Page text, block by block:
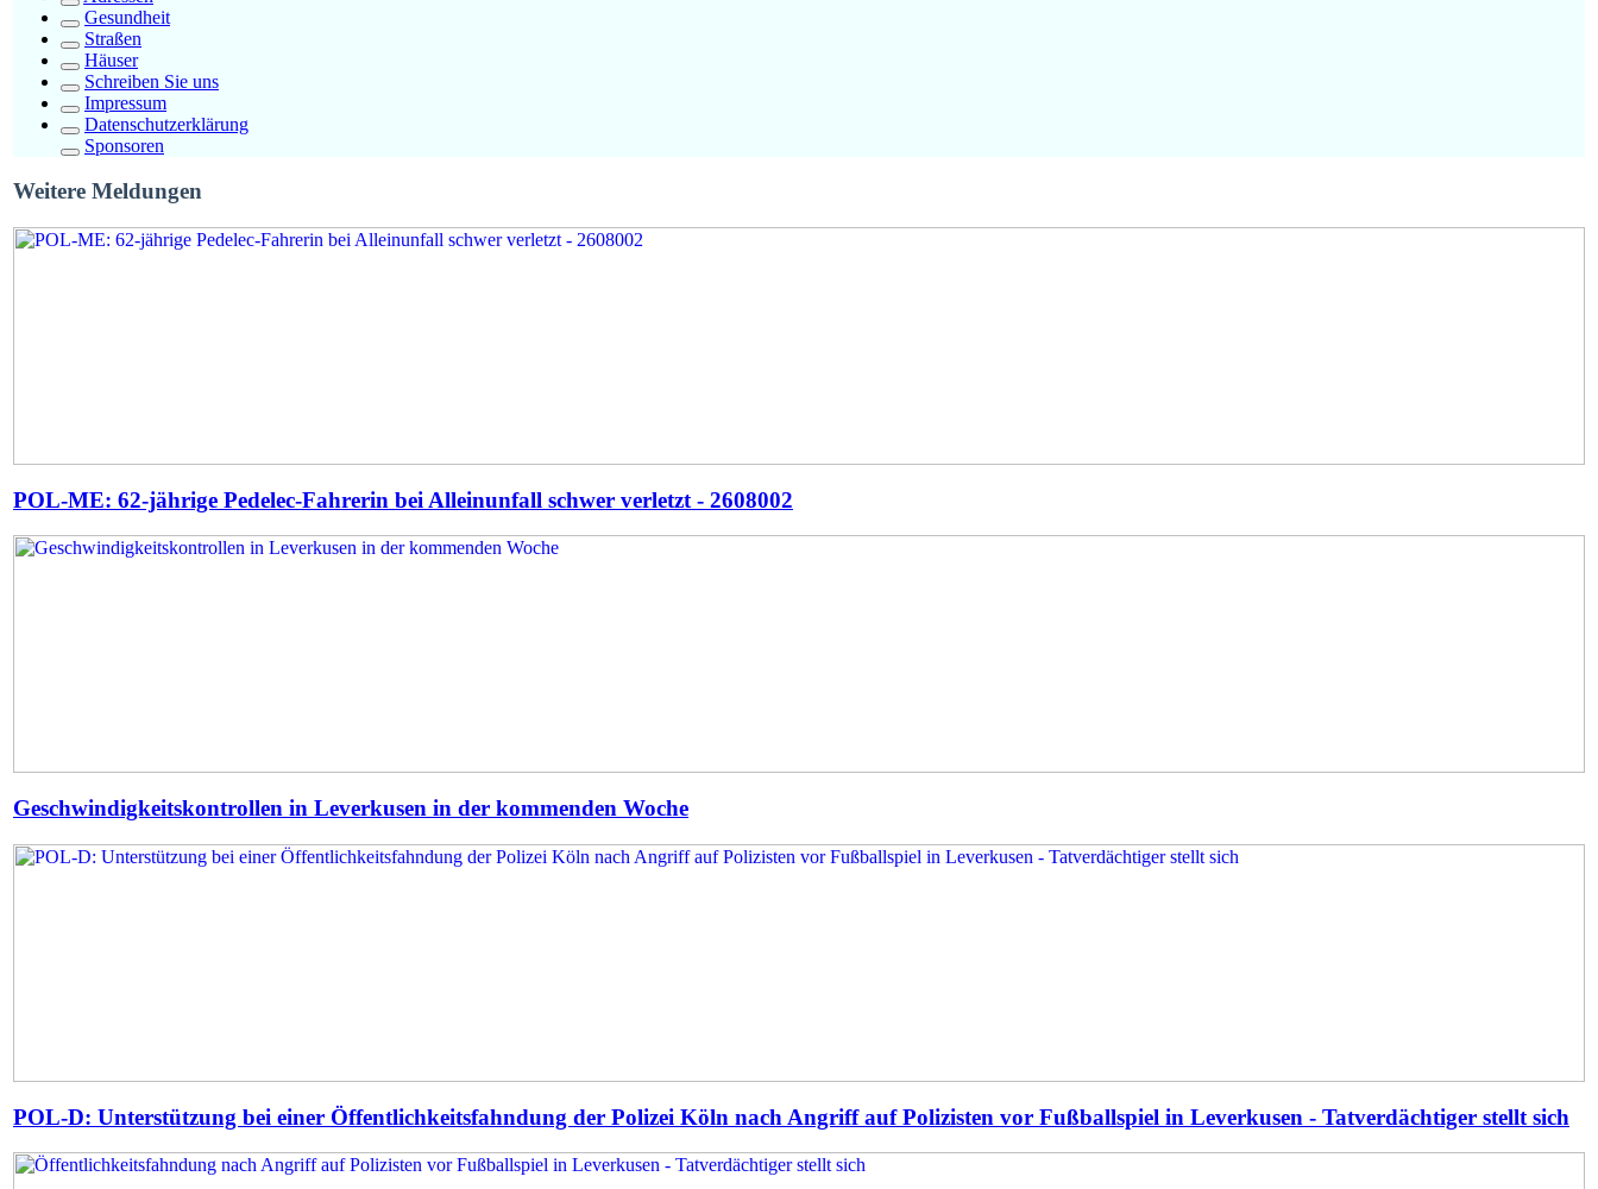
Gesundheit
Straßen
Häuser
Schreiben Sie uns
Impressum
Datenschutzerklärung
Sponsoren
Weitere Meldungen
POL-ME: 62-jährige Pedelec-Fahrerin bei Alleinunfall schwer verletzt - 2608002
Geschwindigkeitskontrollen in Leverkusen in der kommenden Woche
POL-D: Unterstützung bei einer Öffentlichkeitsfahndung der Polizei Köln nach Angriff auf Polizisten vor Fußballspiel in Leverkusen - Tatverdächtiger stellt sich